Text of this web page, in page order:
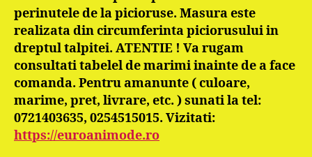
perinutele de la picioruse. Masura este
realizata din circumferinta piciorusului in
dreptul talpitei. ATENTIE ! Va rugam
consultati tabelel de marimi inainte de a face
comanda. Pentru amanunte ( culoare,
marime, pret, livrare, etc. ) sunati la tel:
0721403635, 0254515015. Vizitati:
https://euroanimode.ro